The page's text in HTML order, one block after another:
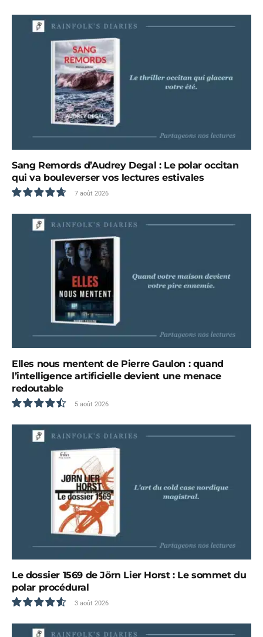
Sang Remords d’Audrey Degal : Le polar occitan
qui va bouleverser vos lectures estivales
9.5
7 août 2026
Elles nous mentent de Pierre Gaulon : quand
l’intelligence artificielle devient une menace
redoutable
9.0
5 août 2026
Le dossier 1569 de Jörn Lier Horst : Le sommet du
polar procédural
9.3
3 août 2026